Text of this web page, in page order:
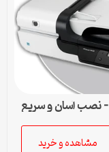
دانلود درایور اسکنر HP Scanjet N6310 – نصب آسان و سریع
مشاهده و خرید